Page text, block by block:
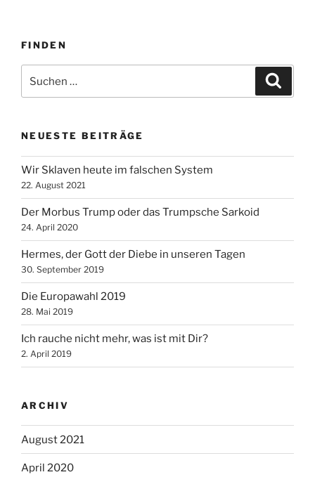
FINDEN
nach:
NEUESTE BEITRÄGE
Wir Sklaven heute im falschen System
22. August 2021
Der Morbus Trump oder das Trumpsche Sarkoid
24. April 2020
Hermes, der Gott der Diebe in unseren Tagen
30. September 2019
Die Europawahl 2019
28. Mai 2019
Ich rauche nicht mehr, was ist mit Dir?
2. April 2019
ARCHIV
August 2021
April 2020